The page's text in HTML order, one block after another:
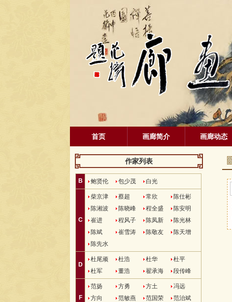
首页 画廊简介 画廊动态
作家列表
B 鲍贤伦 包少茂 白光
C
柴京津 蔡超 常欣
陈仕彬
陈湘波
陈晓峰 程全盛
陈安明
崔进
程风子 陈凤新
陈光林
陈斌
崔雪涛 陈敬友
陈天增
陈先水
D
杜尾顽 杜浩 杜华
杜平
杜军
董浩 翟承海 段传峰
F
范扬 方勇 方土
冯远
方向
范敏燕 范国荣
范治斌